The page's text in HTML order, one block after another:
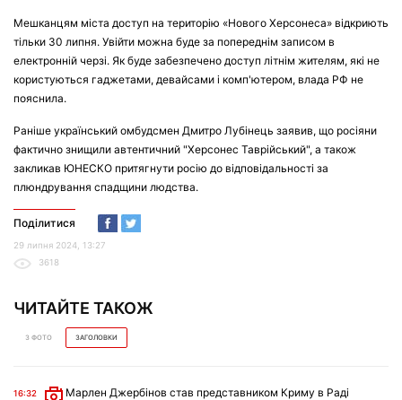
Мешканцям міста доступ на територію «Нового Херсонеса» відкриють
тільки 30 липня. Увійти можна буде за попереднім записом в
електронній черзі. Як буде забезпечено доступ літнім жителям, які не
користуються гаджетами, девайсами і комп'ютером, влада РФ не
пояснила.
Раніше український омбудсмен Дмитро Лубінець заявив, що росіяни
фактично знищили автентичний "Херсонес Таврійський", а також
закликав ЮНЕСКО притягнути росію до відповідальності за
плюндрування спадщини людства.
Поділитися
29 липня 2024, 13:27
3618
ЧИТАЙТЕ ТАКОЖ
З ФОТО ЗАГОЛОВКИ
16:32
Марлен Джербінов став представником Криму в Раді